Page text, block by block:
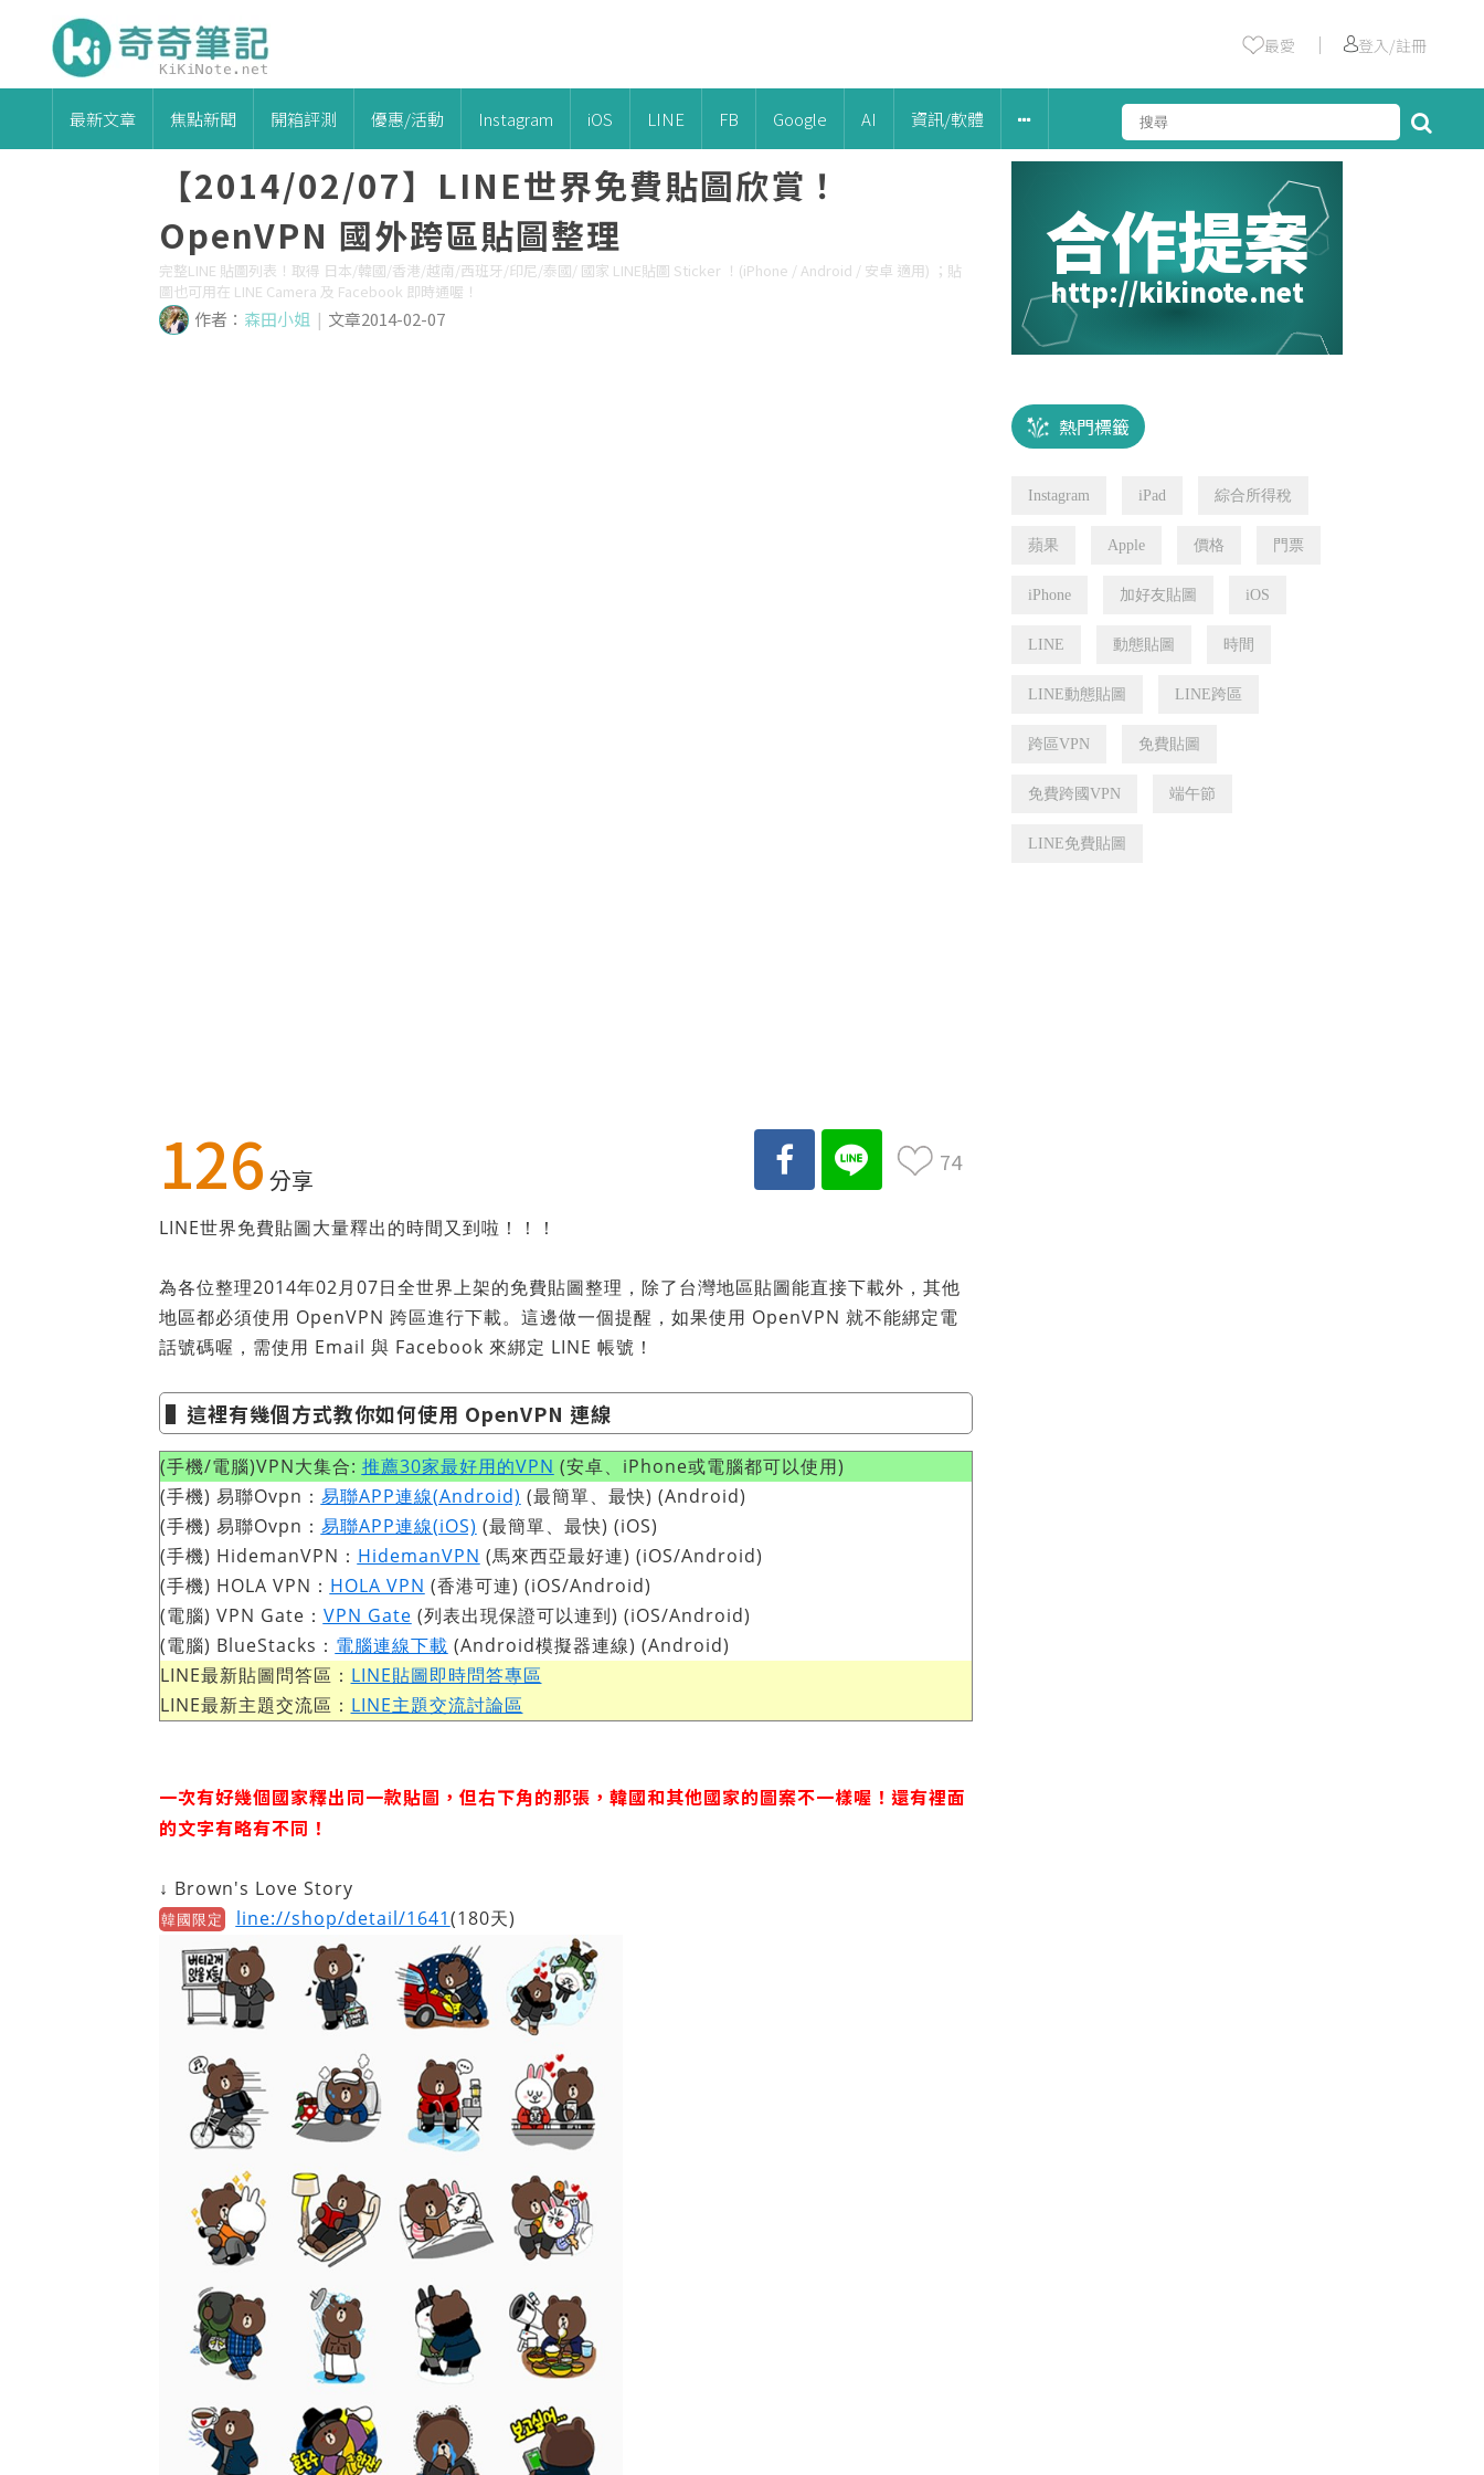
最愛 ｜ 登入/註冊
最新文章 焦點新聞 開箱評測 優惠/活動 Instagram iOS LINE FB Google AI 資訊/軟體
合作提案
http://kikinote.net
熱門標籤
Instagram iPad 綜合所得稅
蘋果 Apple 價格 門票
iPhone 加好友貼圖 iOS
LINE 動態貼圖 時間
LINE動態貼圖 LINE跨區
跨區VPN 免費貼圖
免費跨國VPN 端午節
LINE免費貼圖
【2014/02/07】LINE世界免費貼圖欣賞！
OpenVPN 國外跨區貼圖整理
完整LINE 貼圖列表！取得 日本/韓國/香港/越南/西班牙/印尼/泰國/ 國家 LINE貼圖 Sticker ！(iPhone / Android / 安卓 適用) ；貼
圖也可用在 LINE Camera 及 Facebook 即時通喔！
作者： 森田小姐 | 文章2014-02-07
126 分享
74
LINE世界免費貼圖大量釋出的時間又到啦！！！
為各位整理2014年02月07日全世界上架的免費貼圖整理，除了台灣地區貼圖能直接下載外，其他
地區都必須使用 OpenVPN 跨區進行下載。這邊做一個提醒，如果使用 OpenVPN 就不能綁定電
話號碼喔，需使用 Email 與 Facebook 來綁定 LINE 帳號！
▌這裡有幾個方式教你如何使用 OpenVPN 連線
(手機/電腦)VPN大集合: 推薦30家最好用的VPN (安卓、iPhone或電腦都可以使用)
(手機) 易聯Ovpn： 易聯APP連線(Android) (最簡單、最快) (Android)
(手機) 易聯Ovpn： 易聯APP連線(iOS) (最簡單、最快) (iOS)
(手機) HidemanVPN： HidemanVPN (馬來西亞最好連) (iOS/Android)
(手機) HOLA VPN： HOLA VPN (香港可連) (iOS/Android)
(電腦) VPN Gate： VPN Gate (列表出現保證可以連到) (iOS/Android)
(電腦) BlueStacks： 電腦連線下載 (Android模擬器連線) (Android)
LINE最新貼圖問答區： LINE貼圖即時問答專區
LINE最新主題交流區： LINE主題交流討論區
一次有好幾個國家釋出同一款貼圖，但右下角的那張，韓國和其他國家的圖案不一樣喔！還有裡面
的文字有略有不同！
↓ Brown's Love Story
韓國限定 line://shop/detail/1641(180天)